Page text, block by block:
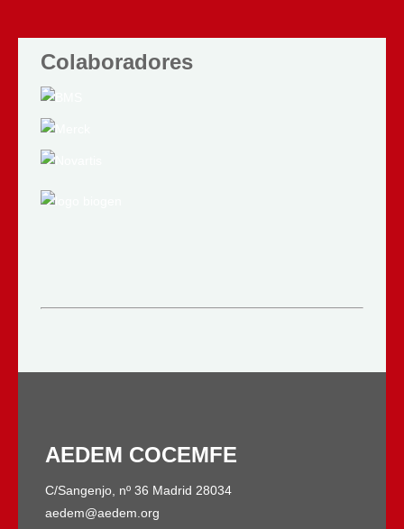
Colaboradores
AEDEM COCEMFE
C/Sangenjo, nº 36 Madrid 28034
aedem@aedem.org